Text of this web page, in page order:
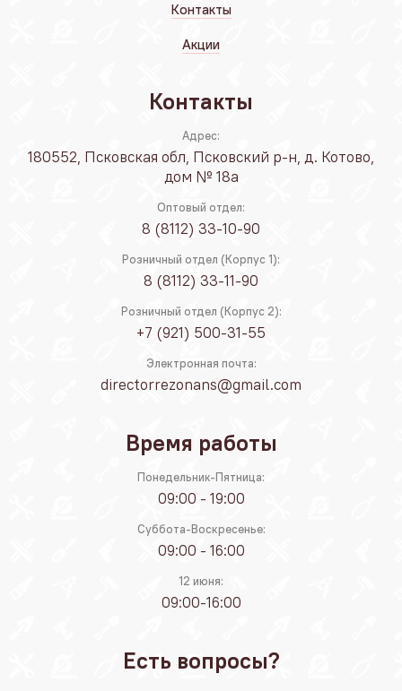
Контакты
Акции
Контакты
Адрес:
180552, Псковская обл, Псковский р-н, д. Котово,
дом № 18а
Оптовый отдел:
8 (8112) 33-10-90
Розничный отдел (Корпус 1):
8 (8112) 33-11-90
Розничный отдел (Корпус 2):
+7 (921) 500-31-55
Электронная почта:
directorrezonans@gmail.com
Время работы
Понедельник-Пятница:
09:00 - 19:00
Суббота-Воскресенье:
09:00 - 16:00
12 июня:
09:00-16:00
Есть вопросы?